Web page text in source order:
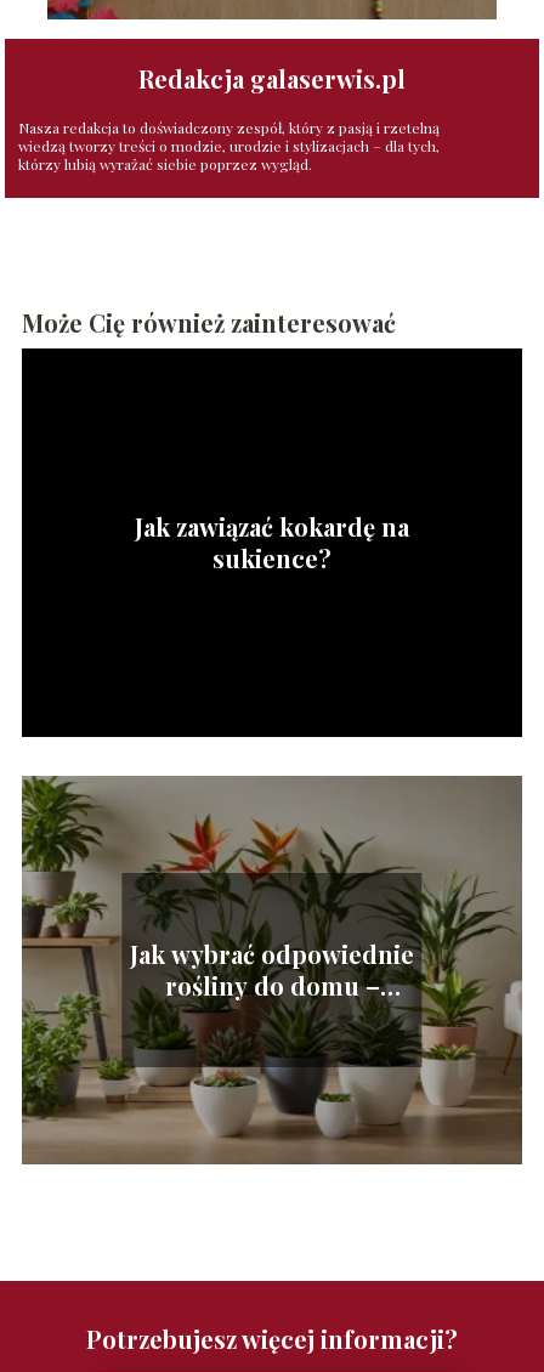
Redakcja galaserwis.pl
Nasza redakcja to doświadczony zespół, który z pasją i rzetelną
wiedzą tworzy treści o modzie, urodzie i stylizacjach – dla tych,
którzy lubią wyrażać siebie poprzez wygląd.
Może Cię również zainteresować
Jak zawiązać kokardę na
sukience?
Jak wybrać odpowiednie
rośliny do domu –
poradnik dla
początkujących
Potrzebujesz więcej informacji?